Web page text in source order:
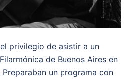
privilegio de asistir a un
de Buenos Aires en
un programa con